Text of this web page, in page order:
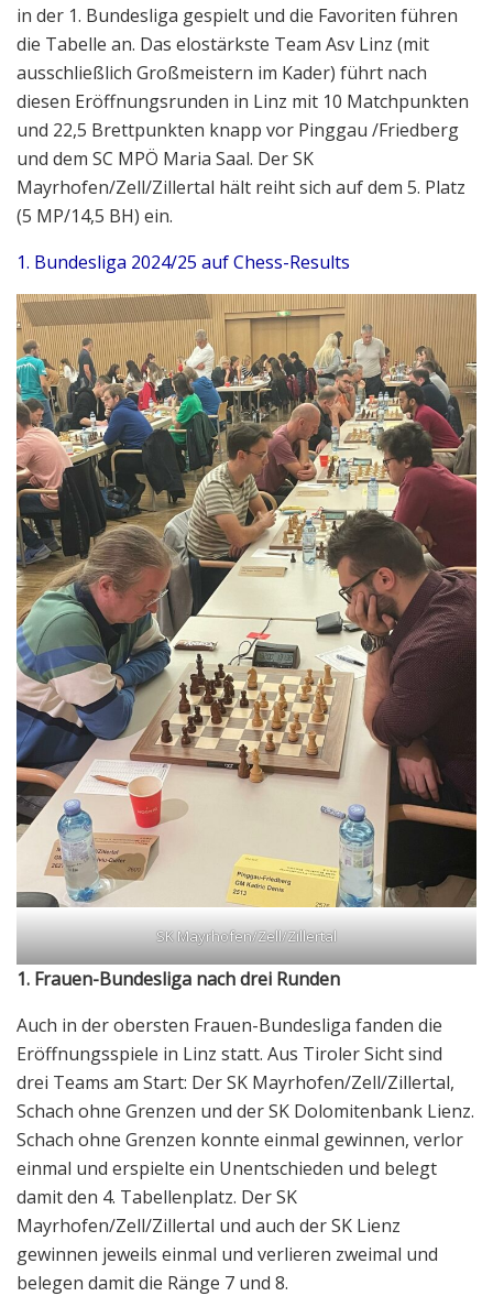
in der 1. Bundesliga gespielt und die Favoriten führen
die Tabelle an. Das elostärkste Team Asv Linz (mit
ausschließlich Großmeistern im Kader) führt nach
diesen Eröffnungsrunden in Linz mit 10 Matchpunkten
und 22,5 Brettpunkten knapp vor Pinggau /Friedberg
und dem SC MPÖ Maria Saal. Der SK
Mayrhofen/Zell/Zillertal hält reiht sich auf dem 5. Platz
(5 MP/14,5 BH) ein.
1. Bundesliga 2024/25 auf Chess-Results
SK Mayrhofen/Zell/Zillertal
1. Frauen-Bundesliga nach drei Runden
Auch in der obersten Frauen-Bundesliga fanden die
Eröffnungsspiele in Linz statt. Aus Tiroler Sicht sind
drei Teams am Start: Der SK Mayrhofen/Zell/Zillertal,
Schach ohne Grenzen und der SK Dolomitenbank Lienz.
Schach ohne Grenzen konnte einmal gewinnen, verlor
einmal und erspielte ein Unentschieden und belegt
damit den 4. Tabellenplatz. Der SK
Mayrhofen/Zell/Zillertal und auch der SK Lienz
gewinnen jeweils einmal und verlieren zweimal und
belegen damit die Ränge 7 und 8.